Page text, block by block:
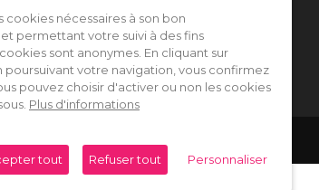
cookies nécessaires à son bon
permettant votre suivi à des fins
sont anonymes. En cliquant sur
poursuivant votre navigation, vous confirmez
pouvez choisir d'activer ou non les cookies
Plus d'informations
tout Refuser tout Personnaliser